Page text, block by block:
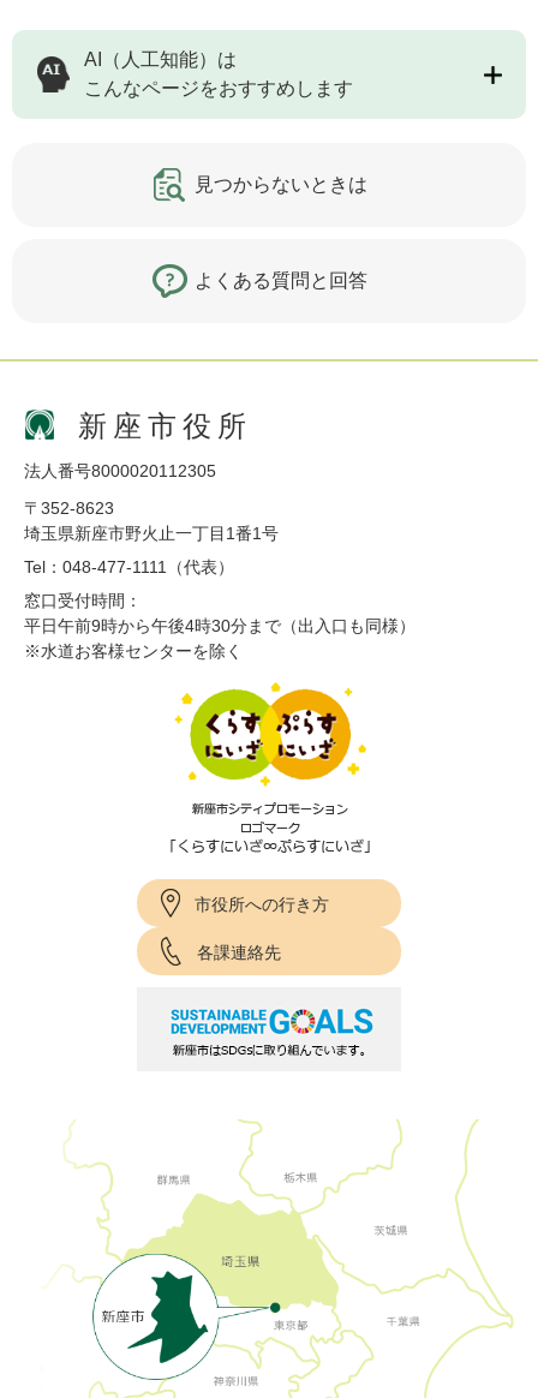
AI（人工知能）は
こんなページをおすすめします
見つからないときは
よくある質問と回答
新座市役所
法人番号8000020112305
〒352-8623
埼玉県新座市野火止一丁目1番1号
Tel：048-477-1111（代表）
窓口受付時間：
平日午前9時から午後4時30分まで（出入口も同様）
※水道お客様センターを除く
市役所への行き方
各課連絡先